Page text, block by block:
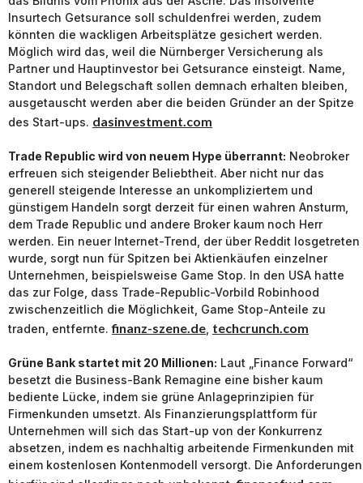
Insurtech Getsurance soll schuldenfrei werden, zudem
könnten die wackligen Arbeitsplätze gesichert werden.
Möglich wird das, weil die Nürnberger Versicherung als
Partner und Hauptinvestor bei Getsurance einsteigt. Name,
Standort und Belegschaft sollen demnach erhalten bleiben,
ausgetauscht werden aber die beiden Gründer an der Spitze
des Start-ups. dasinvestment.com
Trade Republic wird von neuem Hype überrannt: Neobroker
erfreuen sich steigender Beliebtheit. Aber nicht nur das
generell steigende Interesse an unkompliziertem und
günstigem Handeln sorgt derzeit für einen wahren Ansturm,
dem Trade Republic und andere Broker kaum noch Herr
werden. Ein neuer Internet-Trend, der über Reddit losgetreten
wurde, sorgt nun für Spitzen bei Aktienkäufen einzelner
Unternehmen, beispielsweise Game Stop. In den USA hatte
das zur Folge, dass Trade-Republic-Vorbild Robinhood
zwischenzeitlich die Möglichkeit, Game Stop-Anteile zu
traden, entfernte.finanz-szene.de techcrunch.com
Grüne Bank startet mit 20 Millionen: Laut „Finance Forward“
besetzt die Business-Bank Remagine eine bisher kaum
bediente Lücke, indem sie grüne Anlageprinzipien für
Firmenkunden umsetzt. Als Finanzierungsplattform für
Unternehmen will sich das Start-up von der Konkurrenz
absetzen, indem es nachhaltig arbeitende Firmenkunden mit
einem kostenlosen Kontenmodell versorgt. Die Anforderungen